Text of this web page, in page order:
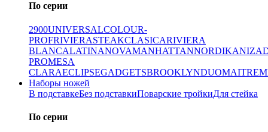
По серии
2900UNIVERSALCOLOUR-
PROFRIVIERASTEAKCLASICARIVIERA
BLANCALATINANOVAMANHATTANNORDIKANIZA
PROMESA
CLARAECLIPSEGADGETSBROOKLYNDUOMAITRE
Наборы ножей
В подставкеБез подставкиПоварские тройкиДля стейка
По серии